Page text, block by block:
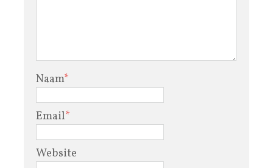
Naam*
Email*
Website